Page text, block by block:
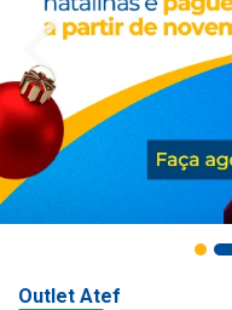
Outlet Atef